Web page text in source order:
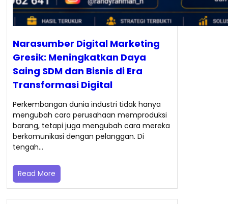
Narasumber Digital Marketing
Gresik: Meningkatkan Daya
Saing SDM dan Bisnis di Era
Transformasi Digital
Perkembangan dunia industri tidak hanya
mengubah cara perusahaan memproduksi
barang, tetapi juga mengubah cara mereka
berkomunikasi dengan pelanggan. Di
tengah…
Read More